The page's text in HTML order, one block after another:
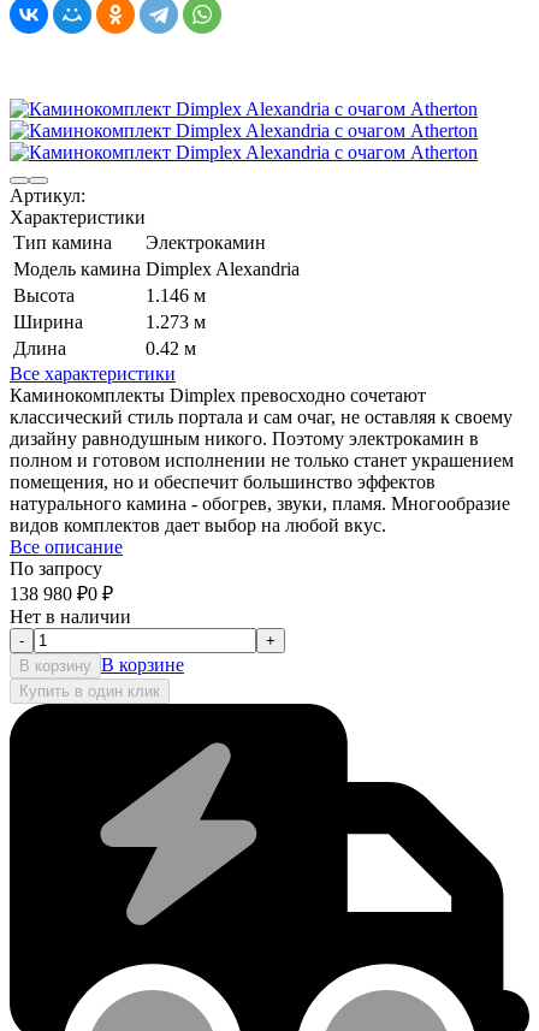
Артикул:
Характеристики
Тип камина
Электрокамин
Модель камина Dimplex Alexandria
Высота
1.146 м
Ширина
1.273 м
Длина
0.42 м
Все характеристики
Каминокомплекты Dimplex превосходно сочетают
классический стиль портала и сам очаг, не оставляя к своему
дизайну равнодушным никого. Поэтому электрокамин в
полном и готовом исполнении не только станет украшением
помещения, но и обеспечит большинство эффектов
натурального камина - обогрев, звуки, пламя. Многообразие
видов комплектов дает выбор на любой вкус.
Все описание
По запросу
138 980 ₽0 ₽
Нет в наличии
-
+
В корзину В корзине
Купить в один клик